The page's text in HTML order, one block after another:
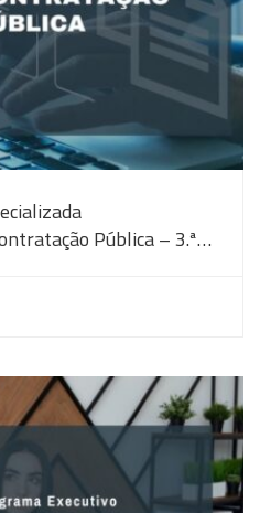
Pública – 3.ª